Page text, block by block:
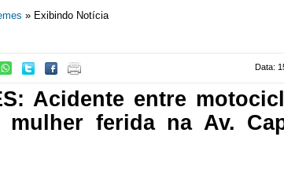
» Exibindo Notícia
Data:
Acidente entre
mulher ferida na Av.